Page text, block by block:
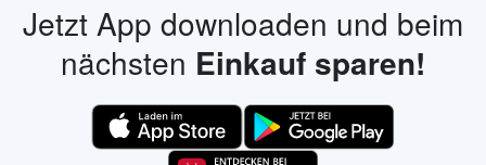
Jetzt App downloaden und beim
nächsten Einkauf sparen!